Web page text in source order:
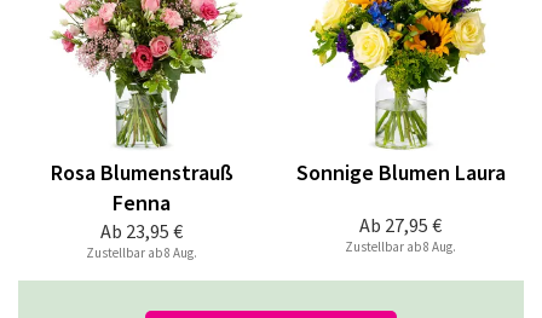
Ab 23,95 €
Rosa Blumenstrauß
Fenna
Zustellbar ab 8 Aug.
Ab 27,95 €
Sonnige Blumen Laura
Zustellbar ab 8 Aug.